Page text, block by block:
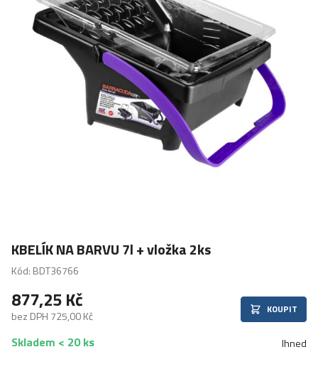
KBELÍK NA BARVU 7l + vložka 2ks
Kód: BDT36766
877,25 Kč
bez DPH 725,00 Kč KOUPIT
Skladem < 20 ks Ihned